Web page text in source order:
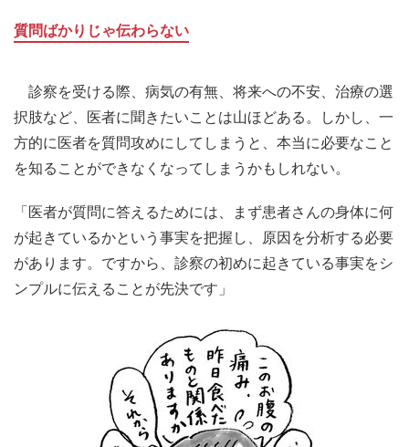
質問ばかりじゃ伝わらない
診察を受ける際、病気の有無、将来への不安、治療の選
択肢など、医者に聞きたいことは山ほどある。しかし、一
方的に医者を質問攻めにしてしまうと、本当に必要なこと
を知ることができなくなってしまうかもしれない。
「医者が質問に答えるためには、まず患者さんの身体に何
が起きているかという事実を把握し、原因を分析する必要
があります。ですから、診察の初めに起きている事実をシ
ンプルに伝えることが先決です」